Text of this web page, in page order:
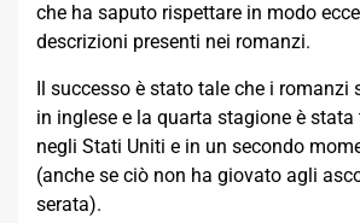
che ha saputo rispettare in modo
descrizioni presenti nei romanzi.
Il successo è stato tale che i romanzi
in inglese e la quarta stagione è
negli Stati Uniti e in un secondo
(anche se ciò non ha giovato agli
serata).